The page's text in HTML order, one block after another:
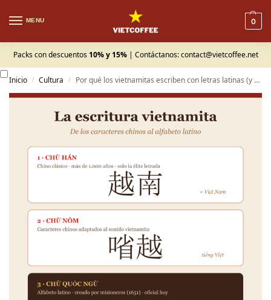
MENU 0
Packs con descuentos 10% y 15% | Contáctanos:contact@vietcoffee.net
Inicio / Cultura / Por qué los vietnamitas escriben con letras latinas (y qué tiene que ver con el café)